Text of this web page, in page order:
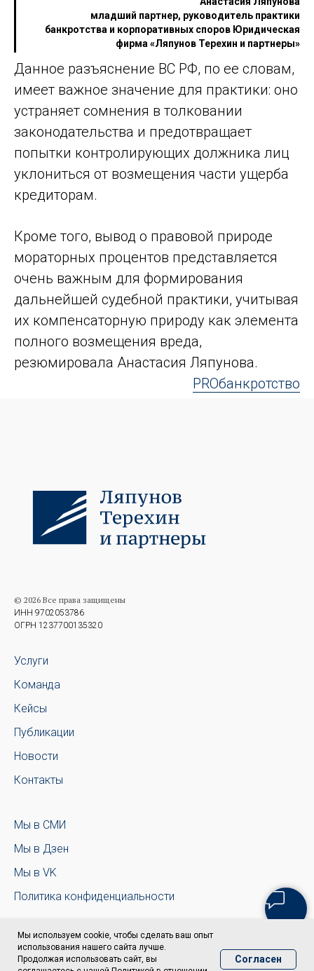
Мы используем cookie, чтобы сделать ваш опыт
использования нашего сайта лучше.
Продолжая использовать сайт, вы
Согласен
младший партнер, руководитель практики
банкротства и корпоративных споров Юридическая
фирма «Ляпунов Терехин и партнеры»
Данное разъяснение ВС РФ, по ее словам,
имеет важное значение для практики: оно
устраняет сомнения в толковании
законодательства и предотвращает
попытки контролирующих должника лиц
уклониться от возмещения части ущерба
кредиторам.
Кроме того, вывод о правовой природе
мораторных процентов представляется
очень важным для формирования
дальнейшей судебной практики, учитывая
их компенсаторную природу как элемента
полного возмещения вреда,
резюмировала Анастасия Ляпунова.
PROбанкротство
© 2026 Все права защищены
ИНН 9702053786
ОГРН 1237700135320
Услуги
Команда
Кейсы
Публикации
Новости
Контакты
Мы в СМИ
Мы в Дзен
Мы в VK
Политика конфиденциальности